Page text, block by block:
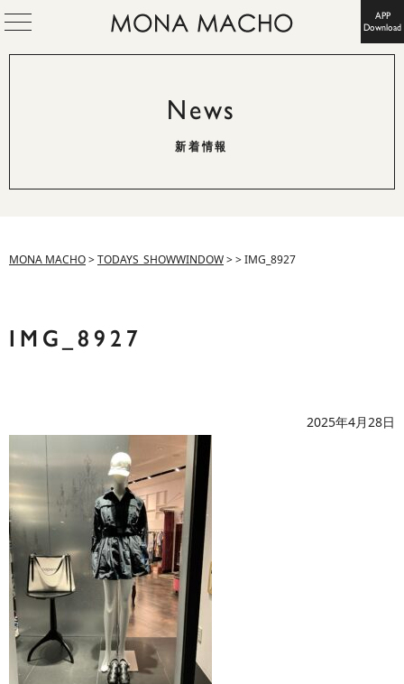
APP
Download
News
新着情報
MONA MACHO>TODAYS_SHOWWINDOW>>IMG_8927
IMG_8927
2025年4月28日